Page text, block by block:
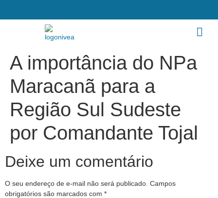
A importância do NPa
Maracanã para a
Região Sul Sudeste
por Comandante Tojal
Deixe um comentário
O seu endereço de e-mail não será publicado. Campos
obrigatórios são marcados com *